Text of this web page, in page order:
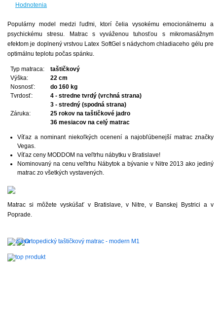
Hodnotenia
Populárny model medzi ľuďmi, ktorí čelia vysokému emocionálnemu a
psychickému stresu. Matrac s vyváženou tuhosťou s mikromasážnym
efektom je doplnený vrstvou Latex SoftGel s nádychom chladiaceho gélu pre
optimálnu teplotu počas spánku.
Typ matraca:
taštičkový
Výška:
22 cm
Nosnosť:
do 160 kg
Tvrdosť:
4 - stredne tvrdý (vrchná strana)
3 - stredný (spodná strana)
Záruka:
25 rokov na taštičkové jadro
36 mesiacov na celý matrac
Víťaz a nominant niekoľkých ocenení a najobľúbenejší matrac značky
Vegas.
Víťaz ceny MODDOM na veľtrhu nábytku v Bratislave!
Nominovaný na cenu veľtrhu Nábytok a bývanie v Nitre 2013 ako jediný
matrac zo všetkých vystavených.
Matrac si môžete vyskúšať v Bratislave, v Nitre, v Banskej Bystrici a v
Poprade.
20%